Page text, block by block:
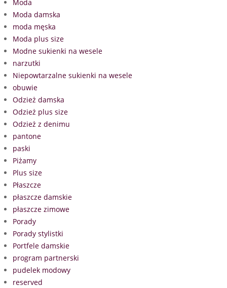
Moda
Moda damska
moda męska
Moda plus size
Modne sukienki na wesele
narzutki
Niepowtarzalne sukienki na wesele
obuwie
Odzież damska
Odzież plus size
Odzież z denimu
pantone
paski
Piżamy
Plus size
Płaszcze
płaszcze damskie
płaszcze zimowe
Porady
Porady stylistki
Portfele damskie
program partnerski
pudelek modowy
reserved